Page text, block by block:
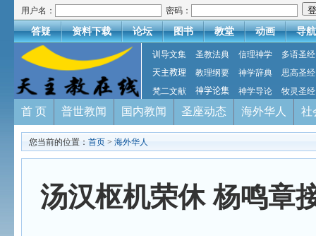
用户名： 密码：
答疑 资料下载 论坛 图书 教堂 动画 导航
训导文集 圣教法典 信理神学
多语圣经
天主教理
教理纲要 神学辞典
思高圣经
梵二文献
神学论集 神学导论 牧灵圣经
首 页 普世教闻 国内教闻 圣座动态 海外华人 社
您当前的位置： 首页 > 海外华人
汤汉枢机荣休 杨鸣章